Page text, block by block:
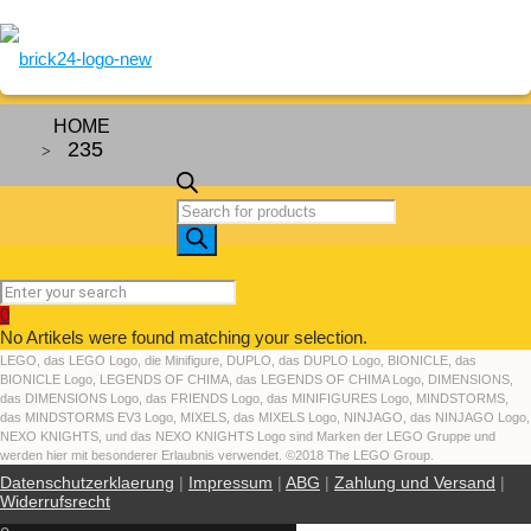
Artikels
search
0
HOME
235
No Artikels were found matching your selection.
LEGO, das LEGO Logo, die Minifigure, DUPLO, das DUPLO Logo, BIONICLE, das
BIONICLE Logo, LEGENDS OF CHIMA, das LEGENDS OF CHIMA Logo, DIMENSIONS,
das DIMENSIONS Logo, das FRIENDS Logo, das MINIFIGURES Logo, MINDSTORMS,
das MINDSTORMS EV3 Logo, MIXELS, das MIXELS Logo, NINJAGO, das NINJAGO Logo,
NEXO KNIGHTS, und das NEXO KNIGHTS Logo sind Marken der LEGO Gruppe und
werden hier mit besonderer Erlaubnis verwendet. ©2018 The LEGO Group.
Datenschutzerklaerung | Impressum | ABG | Zahlung und Versand |
Widerrufsrecht